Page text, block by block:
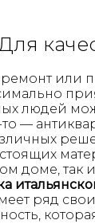
или
людей
то —
доме, так
ряд